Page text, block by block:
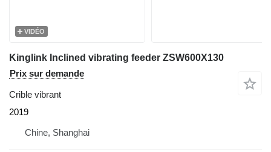
VIDÉO
Kinglink Inclined vibrating feeder ZSW600X130
Prix sur demande
Crible vibrant
2019
Chine, Shanghai